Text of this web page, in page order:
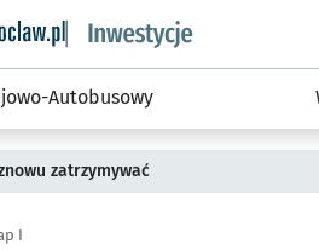
informacyjny wroclaw.pl
Autobusowy
zatrzymywać
I